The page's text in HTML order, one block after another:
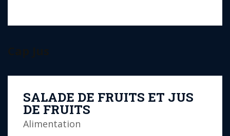
SALADE DE FRUITS ET JUS
DE FRUITS
Alimentation